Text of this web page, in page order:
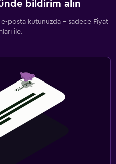
bildirim alın
posta kutunuzda - sadece Fiyat
ile.